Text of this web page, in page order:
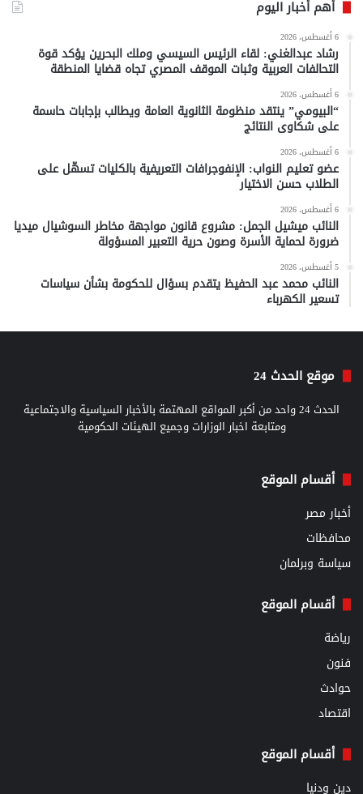
أهم أخبار اليوم
6 أغسطس، 2026
رشاد عبدالغني: لقاء الرئيس السيسي وملك البحرين يؤكد قوة
التحالفات العربية وثبات الموقف المصري تجاه قضايا المنطقة
6 أغسطس، 2026
“البيومي” ينتقد منظومة الثانوية العامة ويطالب بإجابات حاسمة
على شكاوى النتائج
6 أغسطس، 2026
عضو تعليم النواب: الإنفوجرافات التعريفية بالكليات تسهّل على
الطلاب حسن الاختيار
6 أغسطس، 2026
النائب ميشيل الجمل: مشروع قانون مواجهة مخاطر السوشيال ميديا
ضرورة لحماية الأسرة وصون حرية التعبير المسؤولة
5 أغسطس، 2026
النائب محمد عبد الحفيظ يتقدم بسؤال للحكومة بشأن سياسات
تسعير الكهرباء
موقع الحدث 24
الحدث 24 واحد من أكبر المواقع المهتمة بالأخبار السياسية والاجتماعية
ومتابعة اخبار الوزارات وجميع الهيئات الحكومية
أقسام الموقع
أخبار مصر
محافظات
سياسة وبرلمان
أقسام الموقع
رياضة
فنون
حوادث
اقتصاد
أقسام الموقع
دين ودنيا